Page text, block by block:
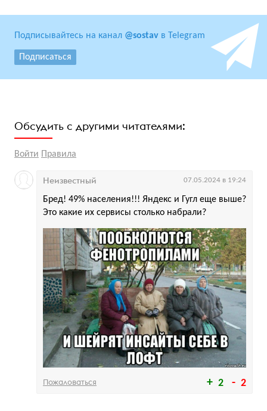
Подписывайтесь на канал @sostav в Telegram
Подписаться
Обсудить с другими читателями:
Войти Правила
2 2
Бред! 49% населения!!! Яндекс и Гугл еще выше?
Это какие их сервисы столько набрали?
Неизвестный 07.05.2024 в 19:24
Пожаловаться